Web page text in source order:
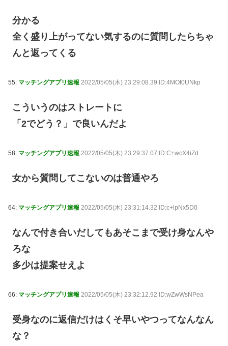
分かる
全く盛り上がってない気するのに質問したらちゃ
んと返ってくる
55: マッチングアプリ速報 2022/05/05(木) 23:29:08.39 ID:4MOf0UNkp
こういうのはストレートに
「2でどう？」で良いんだよ
58: マッチングアプリ速報 2022/05/05(木) 23:29:37.07 ID:C+wcX4iZd
女から質問してこないのは普通やろ
64: マッチングアプリ速報 2022/05/05(木) 23:31:14.32 ID:c+lpNx5D0
なんで付き合いだしてもあそこまで受け身なんや
ろな
多少は提案せえよ
66: マッチングアプリ速報 2022/05/05(木) 23:32:12.92 ID:wZwWsNPea
受身なのに返信だけはくそ早いやつってなんなん
な？